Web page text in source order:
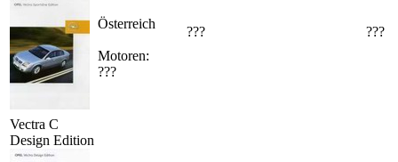
Österreich
Motoren:
???
??? ???
Vectra C
Design Edition